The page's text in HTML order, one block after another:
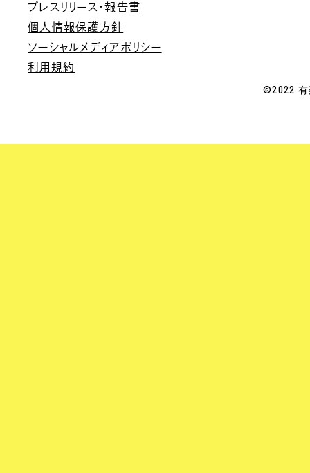
プレスリリース・報告書
個人情報保護方針
ソーシャルメディアポリシー
利用規約
©2022 有